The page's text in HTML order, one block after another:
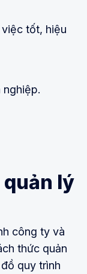
tốt, hiệu
nghiệp.
quản lý
công ty và
thức quản
quy trình